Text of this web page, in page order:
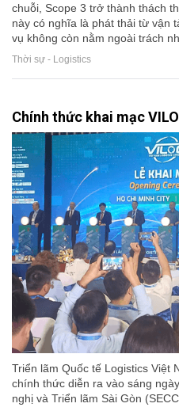
chuỗi, Scope 3 trở thành thách
này có nghĩa là phát thải từ vận
vụ không còn nằm ngoài trách
Thời sự - Logistics
Chính thức khai mạc
Triển lãm Quốc tế Logistics Việt
chính thức diễn ra vào sáng
nghị và Triển lãm Sài Gòn